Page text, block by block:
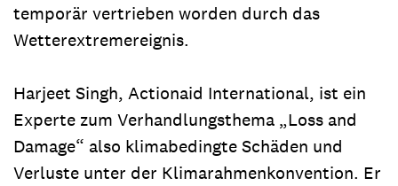
temporär vertrieben worden durch das
Wetterextremereignis.
Harjeet Singh, Actionaid International, ist ein
Experte zum Verhandlungsthema „Loss and
Damage“ also klimabedingte Schäden und
Verluste unter der Klimarahmenkonvention. Er